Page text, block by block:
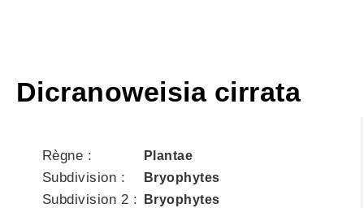
Dicranoweisia cirrata
Règne : Plantae
Subdivision : Bryophytes
Subdivision 2 : Bryophytes